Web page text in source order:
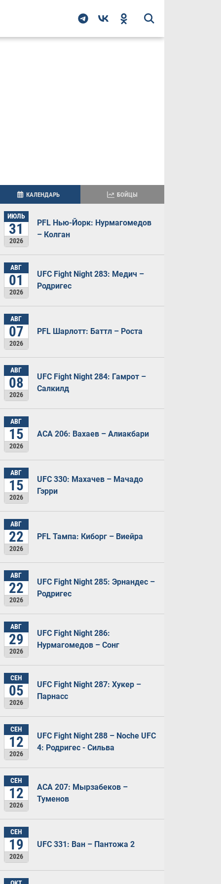
КАЛЕНДАРЬ БОЙЦЫ
ИЮЛЬ
31
2026
PFL Нью-Йорк: Нурмагомедов
– Колган
АВГ
01
2026
UFC Fight Night 283: Медич –
Родригес
АВГ
07
2026
PFL Шарлотт: Баттл – Роста
АВГ
08
2026
UFC Fight Night 284: Гамрот –
Салкилд
АВГ
15
2026
ACA 206: Вахаев – Алиакбари
АВГ
15
2026
UFC 330: Махачев – Мачадо
Гэрри
АВГ
22
2026
PFL Тампа: Киборг – Виейра
АВГ
22
2026
UFC Fight Night 285: Эрнандес –
Родригес
АВГ
29
2026
UFC Fight Night 286:
Нурмагомедов – Сонг
СЕН
05
2026
UFC Fight Night 287: Хукер –
Парнасс
СЕН
12
2026
UFC Fight Night 288 – Noche UFC
4: Родригес - Сильва
СЕН
12
2026
ACA 207: Мырзабеков –
Туменов
СЕН
19
2026
UFC 331: Ван – Пантожа 2